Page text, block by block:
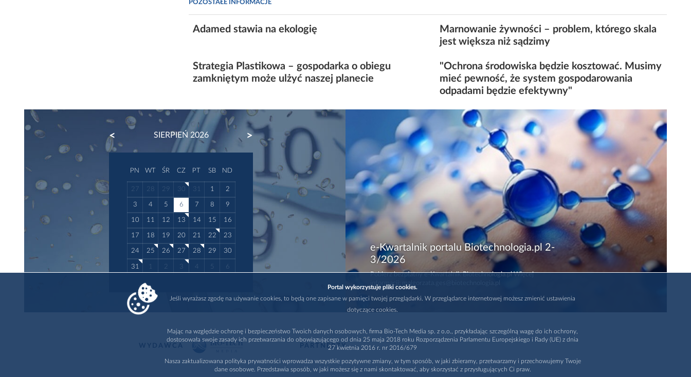
POZOSTAŁE INFORMACJE
Adamed stawia na ekologię
Marnowanie żywności – problem, którego skala
jest większa niż sądzimy
Strategia Plastikowa – gospodarka o obiegu
zamkniętym może ulżyć naszej planecie
"Ochrona środowiska będzie kosztować. Musimy
mieć pewność, że system gospodarowania
odpadami będzie efektywny"
SIERPIEŃ 2026
PREVIOUS NEXT
PN WT ŚR CZ PT SB ND
27 28 29 30 31 1 2
3 4 5 6 7 8 9
10 11 12 13 14 15 16
17 18 19 20 21 22 23
24 25 26 27 28 29 30
31 1 2 3 4 5 6
e-Kwartalnik portalu Biotechnologia.pl 2-
3/2026
Pobierz bezpłatny e-Kwartalnik Biotechnologia.pl Więcej
informacji: malgorzata.ges@biotechnologia.pl
PARTNERZY
Portal wykorzystuje pliki cookies.
Jeśli wyrażasz zgodę na używanie cookies, to będą one zapisane w pamięci twojej przeglądarki. W przeglądarce internetowej możesz zmienić ustawienia
dotyczące cookies.
Mając na względzie ochronę i bezpieczeństwo Twoich danych osobowych, firma Bio-Tech Media sp. z o.o., przykładając szczególną wagę do ich ochrony,
dostosowała swoje zasady ich przetwarzania do obowiązującego od dnia 25 maja 2018 roku Rozporządzenia Parlamentu Europejskiego i Rady (UE) z dnia
27 kwietnia 2016 r. nr 2016/679
Nasza zaktualizowana polityka prywatności wprowadza wszystkie pozytywne zmiany, w tym sposób, w jaki zbieramy, przetwarzamy i przechowujemy Twoje
dane osobowe. Przedstawia sposób, w jaki możesz się z nami skontaktować, aby skorzystać z przysługujących Ci praw.